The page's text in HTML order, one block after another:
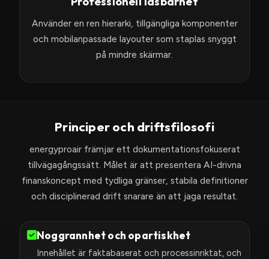
Använder en ren hierarki, tillgängliga komponenter
och mobilanpassade layouter som staplas snyggt
på mindre skärmar.
Principer och driftsfilosofi
energyproair främjar ett dokumentationsfokuserat
tillvägagångssätt. Målet är att presentera AI-drivna
finanskoncept med tydliga gränser, stabila definitioner
och disciplinerad drift snarare än att jaga resultat.
Noggrannhet och opartiskhet
Innehållet är faktabaserat och processinriktat, och